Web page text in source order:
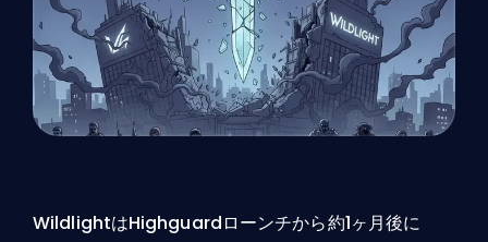
WildlightはHighguardローンチから約1ヶ月後に